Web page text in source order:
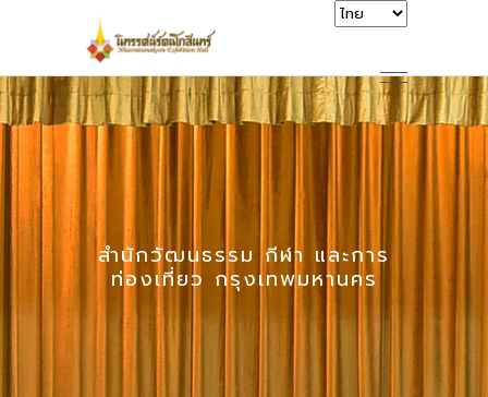
สำนักวัฒนธรรม กีฬา และการ
ท่องเที่ยว กรุงเทพมหานคร